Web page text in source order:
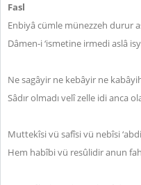
Fasl
Enbiyâ cümle münezzeh durur
Dâmen-i ‘ismetine irmedi aslâ
Ne sagâyir ne kebâyir ne
Sâdır olmadı velî zelle idi anca
Muttekîsi vü safîsi vü nebîsi ‘abdi
Hem habîbi vü resûlidir anun